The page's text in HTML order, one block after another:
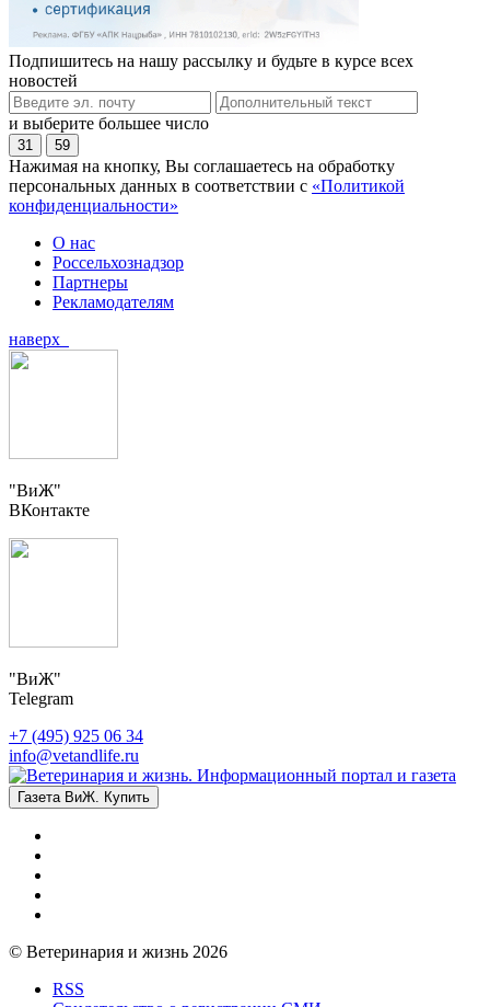
Подпишитесь на нашу рассылку и будьте в курсе всех
новостей
и выберите большее число
31 59
Нажимая на кнопку, Вы соглашаетесь на обработку
персональных данных в соответствии с «Политикой
конфиденциальности»
О нас
Россельхознадзор
Партнеры
Рекламодателям
наверх
"ВиЖ"
ВКонтакте
"ВиЖ"
Telegram
+7 (495) 925 06 34
info@vetandlife.ru
Газета ВиЖ. Купить
© Ветеринария и жизнь 2026
RSS